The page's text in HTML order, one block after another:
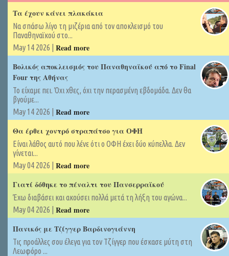
Τα έχουν κάνει πλακάκια
Να σπάσω λίγο τη μιζέρια από τον αποκλεισμό του
Παναθηναϊκού στο...
May 14 2026 | Read more
Βολικός αποκλεισμός του Παναθηναϊκού από το Final
Four της Αθήνας
Το είχαμε πει. Όχι χθες, όχι την περασμένη εβδομάδα. Δεν θα
βγούμε...
May 14 2026 | Read more
Θα έρθει χοντρό στραπάτσο για ΟΦΗ
Είναι λάθος αυτό που λένε ότι ο ΟΦΗ έχει δύο κύπελλα. Δεν
γίνεται...
May 04 2026 | Read more
Γιατί δόθηκε το πέναλτι του Πανσερραϊκού
Έχω διαβάσει και ακούσει πολλά μετά τη λήξη του αγώνα...
May 04 2026 | Read more
Πανικός με Τζίγγερ Βαρδινογιάννη
Τις προάλλες σου έλεγα για τον Τζίγγερ που έσκασε μύτη στη
Λεωφόρο ...